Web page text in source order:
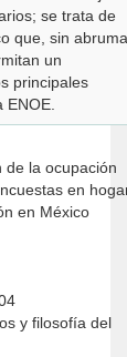
se trata de
que, sin
un
principales
de la ocupación
en
en México
y filosofía del